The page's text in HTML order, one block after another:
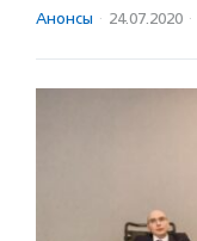
Анонсы · 24.07.2020 ·